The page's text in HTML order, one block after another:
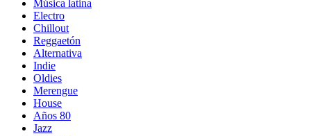
Música latina
Electro
Chillout
Reggaetón
Alternativa
Indie
Oldies
Merengue
House
Años 80
Jazz